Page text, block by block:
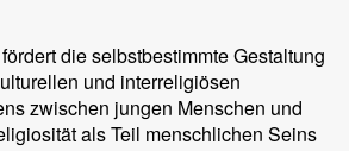
die selbstbestimmte Gestaltung
und interreligiösen
zwischen jungen Menschen und
als Teil menschlichen Seins